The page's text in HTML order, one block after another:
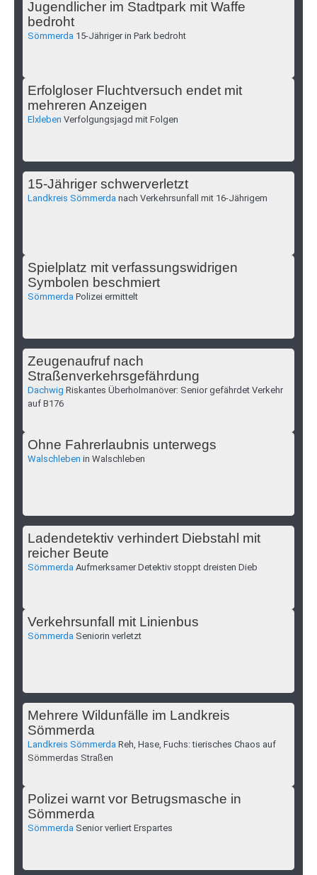
Jugendlicher im Stadtpark mit Waffe
bedroht
Sömmerda 15-Jähriger in Park bedroht
Erfolgloser Fluchtversuch endet mit
mehreren Anzeigen
Elxleben Verfolgungsjagd mit Folgen
15-Jähriger schwerverletzt
Landkreis Sömmerda nach Verkehrsunfall mit 16-Jährigem
Spielplatz mit verfassungswidrigen
Symbolen beschmiert
Sömmerda Polizei ermittelt
Zeugenaufruf nach
Straßenverkehrsgefährdung
Dachwig Riskantes Überholmanöver: Senior gefährdet Verkehr
auf B176
Ohne Fahrerlaubnis unterwegs
Walschleben in Walschleben
Ladendetektiv verhindert Diebstahl mit
reicher Beute
Sömmerda Aufmerksamer Detektiv stoppt dreisten Dieb
Verkehrsunfall mit Linienbus
Sömmerda Seniorin verletzt
Mehrere Wildunfälle im Landkreis
Sömmerda
Landkreis Sömmerda Reh, Hase, Fuchs: tierisches Chaos auf
Sömmerdas Straßen
Polizei warnt vor Betrugsmasche in
Sömmerda
Sömmerda Senior verliert Erspartes